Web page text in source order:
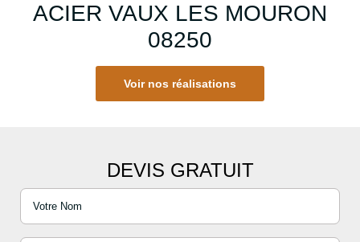
ACIER VAUX LES MOURON
08250
Voir nos réalisations
DEVIS GRATUIT